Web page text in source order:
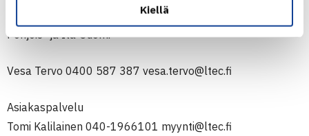
Kiellä
Pohjois- ja Itä-Suomi
Vesa Tervo 0400 587 387 vesa.tervo@ltec.fi
Asiakaspalvelu
Tomi Kalilainen 040-1966101 myynti@ltec.fi